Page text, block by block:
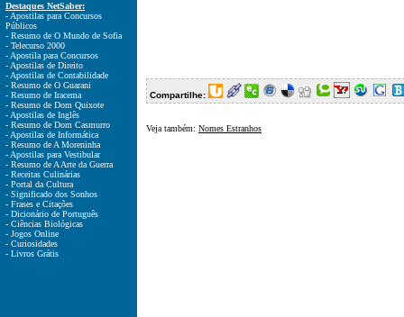
Destaques NetSaber:
- Apostilas para Concursos
Públicos
- Resumo de O Mundo de Sofia
- Telecurso 2000
- Apostila para Concursos
- Apostilas de Direito
- Apostilas de Contabilidade
- Resumo de O Guarani
- Resumo de Iracema
- Resumo de Dom Quixote
- Apostilas de Inglês
- Resumo de Dom Casmurro
- Apostilas de Informática
- Resumo de A Moreninha
- Apostilas para Vestibular
- Resumo de A Arte da Guerra
- Receitas Culinárias
- Portal da Cultura
- Significado dos Sonhos
- Frases e Citações
- Dicionário de Português
- Ciências Biológicas
- Jogos Online
- Curiosidades
- Livros Grátis
Compartilhe:
Veja também: Nomes Estranhos